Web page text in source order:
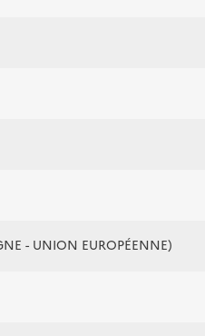
- UNION EUROPÉENNE)